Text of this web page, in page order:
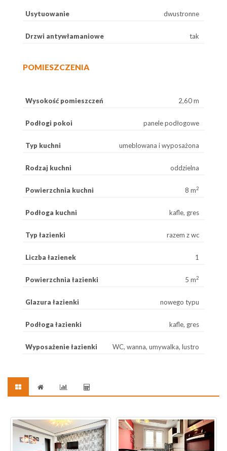
Usytuowanie dwustronne
Drzwi antywłamaniowe tak
POMIESZCZENIA
Wysokość pomieszczeń 2,60 m
Podłogi pokoi panele podłogowe
Typ kuchni umeblowana i wyposażona
Rodzaj kuchni oddzielna
Powierzchnia kuchni 8 m2
Podłoga kuchni kafle, gres
Typ łazienki razem z wc
Liczba łazienek 1
Powierzchnia łazienki 5 m2
Glazura łazienki nowego typu
Podłoga łazienki kafle, gres
Wyposażenie łazienki WC, wanna, umywalka, lustro